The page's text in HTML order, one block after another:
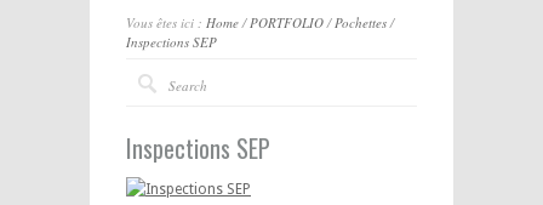
Vous êtes ici : Home/PORTFOLIO/Pochettes/
Inspections SEP
Inspections SEP